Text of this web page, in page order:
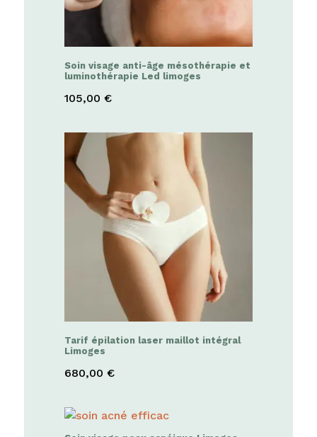
Soin visage anti-âge mésothérapie et
luminothérapie Led limoges
105,00 €
Tarif épilation laser maillot intégral
Limoges
680,00 €